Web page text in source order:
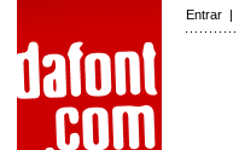
Entrar |